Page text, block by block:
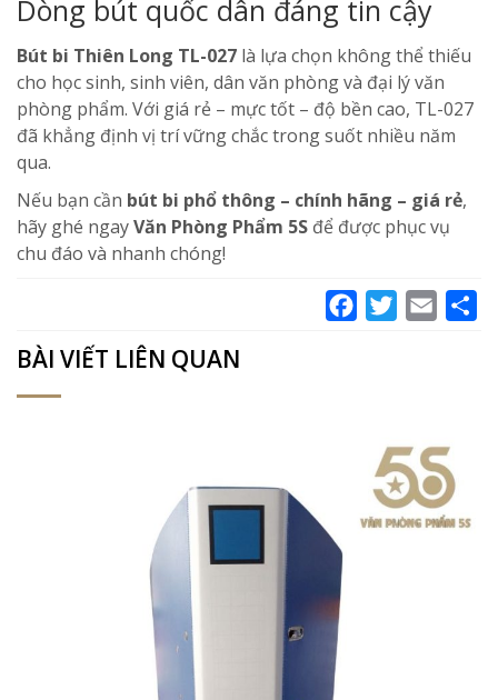
Dòng bút quốc dân đáng tin cậy
Bút bi Thiên Long TL-027 là lựa chọn không thể thiếu
cho học sinh, sinh viên, dân văn phòng và đại lý văn
phòng phẩm. Với giá rẻ – mực tốt – độ bền cao, TL-027
đã khẳng định vị trí vững chắc trong suốt nhiều năm
qua.
Nếu bạn cần bút bi phổ thông – chính hãng – giá rẻ,
hãy ghé ngayVăn Phòng Phẩm 5S để được phục vụ
chu đáo và nhanh chóng!
FacebookTwitterEmail
BÀI VIẾT LIÊN QUAN